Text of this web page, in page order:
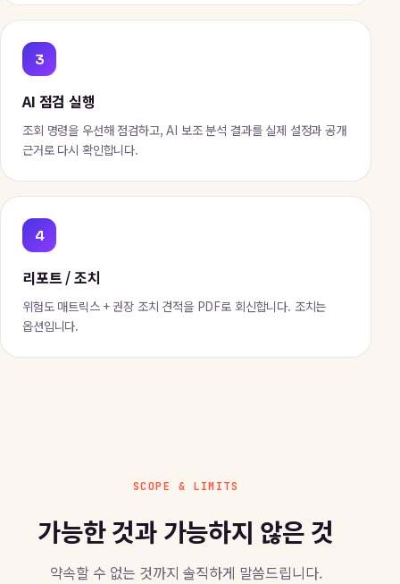
3
AI 점검 실행
조회 명령을 우선해 점검하고, AI 보조 분석 결과를 실제 설정과 공개
근거로 다시 확인합니다.
4
리포트 / 조치
위험도 매트릭스 + 권장 조치 견적을 PDF로 회신합니다. 조치는
옵션입니다.
SCOPE & LIMITS
가능한 것과 가능하지 않은 것
약속할 수 없는 것까지 솔직하게 말씀드립니다.